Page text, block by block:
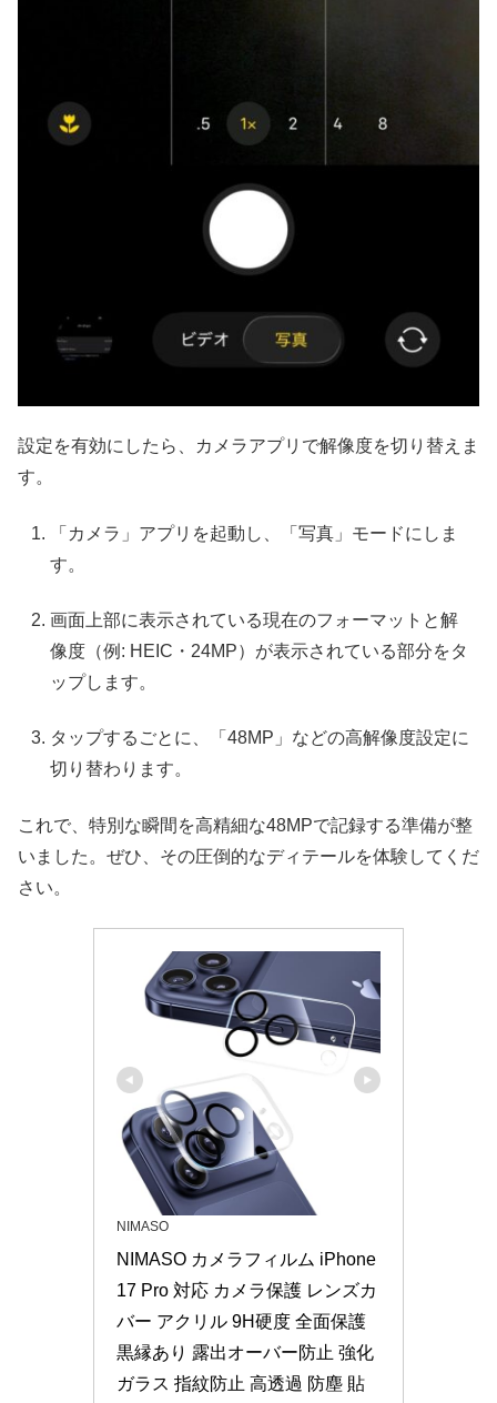
設定を有効にしたら、カメラアプリで解像度を切り替えま
す。
「カメラ」アプリを起動し、「写真」モードにしま
す。
画面上部に表示されている現在のフォーマットと解
像度（例: HEIC・24MP）が表示されている部分をタ
ップします。
タップするごとに、「48MP」などの高解像度設定に
切り替わります。
これで、特別な瞬間を高精細な48MPで記録する準備が整
いました。ぜひ、その圧倒的なディテールを体験してくだ
さい。
NIMASO
NIMASO カメラフィルム iPhone
17 Pro 対応 カメラ保護 レンズカ
バー アクリル 9H硬度 全面保護
黒縁あり 露出オーバー防止 強化
ガラス 指紋防止 高透過 防塵 貼